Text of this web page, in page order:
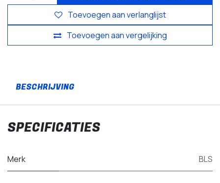
Toevoegen aan vergelijking
Toevoegen aan verlanglijst
SPECIFICATIES
Merk BLS